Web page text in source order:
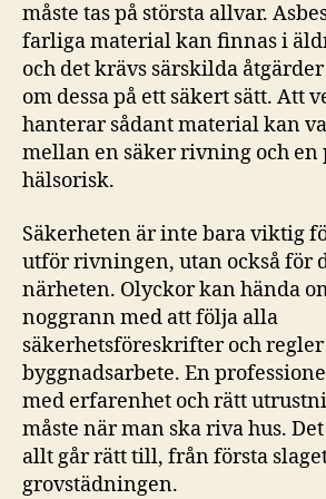
måste tas på största allvar.
farliga material kan finnas i
och det krävs särskilda
om dessa på ett säkert sätt. Att
hanterar sådant material kan
mellan en säker rivning och
hälsorisk.
Säkerheten är inte bara viktig
utför rivningen, utan också för
närheten. Olyckor kan hända
noggrann med att följa alla
säkerhetsföreskrifter och
byggnadsarbete. En
med erfarenhet och rätt
måste när man ska riva hus.
allt går rätt till, från första
grovstädningen.